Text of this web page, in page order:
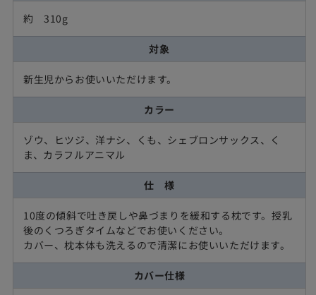
約 310g
対象
新生児からお使いいただけます。
カラー
ゾウ、ヒツジ、洋ナシ、くも、シェブロンサックス、く
ま、カラフルアニマル
仕 様
10度の傾斜で吐き戻しや鼻づまりを緩和する枕です。授乳
後のくつろぎタイムなどでお使いください。
カバー、枕本体も洗えるので清潔にお使いいただけます。
カバー仕様